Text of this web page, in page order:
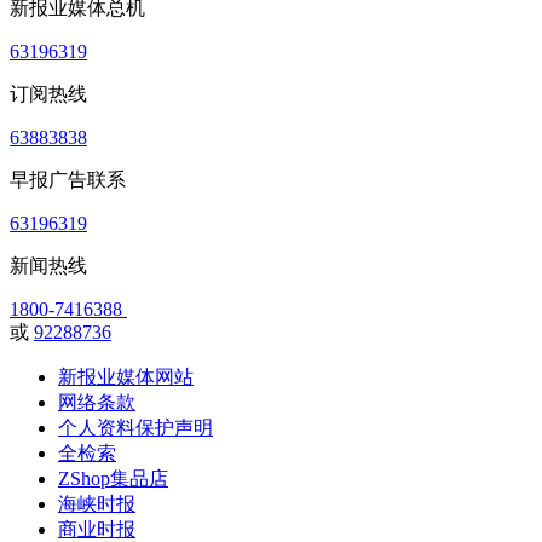
新报业媒体总机
63196319
订阅热线
63883838
早报广告联系
63196319
新闻热线
1800-7416388
或 92288736
新报业媒体网站
网络条款
个人资料保护声明
全检索
ZShop集品店
海峡时报
商业时报